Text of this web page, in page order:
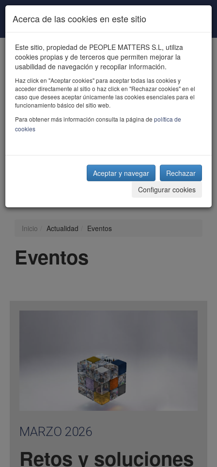
Pasar al contenido principal
powered by talent
Inicio Actualidad Eventos
Eventos
MARZO 2026
Retos y soluciones
Acerca de las cookies en este sitio
Este sitio, propiedad de PEOPLE MATTERS S.L, utiliza
cookies propias y de terceros que permiten mejorar la
usabilidad de navegación y recopilar información.
Haz click en "Aceptar cookies" para aceptar todas las cookies y
acceder directamente al sitio o haz click en "Rechazar cookies" en el
caso que desees aceptar únicamente las cookies esenciales para el
funcionamiento básico del sitio web.
Para obtener más información consulta la página de política de
cookies
Aceptar y navegar
Rechazar
Configurar cookies